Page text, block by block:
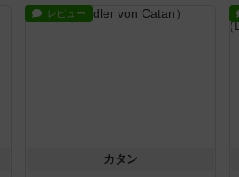
レビュー
カタン